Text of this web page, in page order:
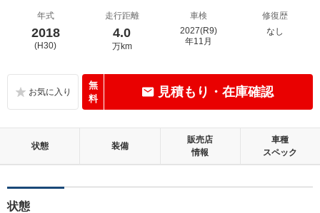
年式
2018
(H30)
走行距離
4.0
万km
車検
2027(R9)
年11月
修復歴
なし
無
料
見積もり・在庫確認
状態 装備
販売店
情報
車種
スペック
状態